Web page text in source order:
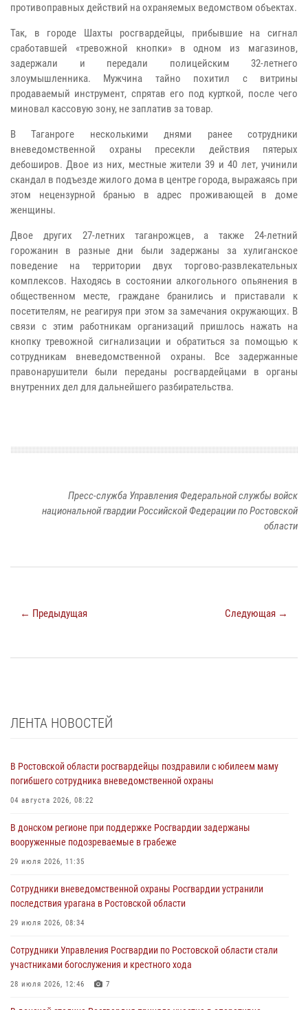
противоправных действий на охраняемых ведомством объектах.
Так, в городе Шахты росгвардейцы, прибывшие на сигнал
сработавшей «тревожной кнопки» в одном из магазинов,
задержали и передали полицейским 32-летнего
злоумышленника. Мужчина тайно похитил с витрины
продаваемый инструмент, спрятав его под курткой, после чего
миновал кассовую зону, не заплатив за товар.
В Таганроге несколькими днями ранее сотрудники
вневедомственной охраны пресекли действия пятерых
дебоширов. Двое из них, местные жители 39 и 40 лет, учинили
скандал в подъезде жилого дома в центре города, выражаясь при
этом нецензурной бранью в адрес проживающей в доме
женщины.
Двое других 27-летних таганрожцев, а также 24-летний
горожанин в разные дни были задержаны за хулиганское
поведение на территории двух торгово-развлекательных
комплексов. Находясь в состоянии алкогольного опьянения в
общественном месте, граждане бранились и приставали к
посетителям, не реагируя при этом за замечания окружающих. В
связи с этим работникам организаций пришлось нажать на
кнопку тревожной сигнализации и обратиться за помощью к
сотрудникам вневедомственной охраны. Все задержанные
правонарушители были переданы росгвардейцами в органы
внутренних дел для дальнейшего разбирательства.
Пресс-служба Управления Федеральной службы войск
национальной гвардии Российской Федерации по Ростовской
области
← Предыдущая Следующая →
ЛЕНТА НОВОСТЕЙ
В Ростовской области росгвардейцы поздравили с юбилеем маму
погибшего сотрудника вневедомственной охраны
04 августа 2026, 08:22
В донском регионе при поддержке Росгвардии задержаны
вооруженные подозреваемые в грабеже
29 июля 2026, 11:35
Сотрудники вневедомственной охраны Росгвардии устранили
последствия урагана в Ростовской области
29 июля 2026, 08:34
Сотрудники Управления Росгвардии по Ростовской области стали
участниками богослужения и крестного хода
28 июля 2026, 12:46 7